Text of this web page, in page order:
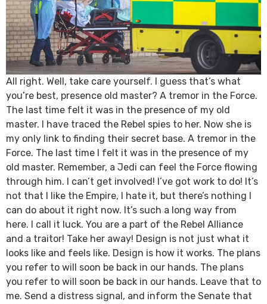
All right. Well, take care yourself. I guess that’s what
you’re best, presence old master? A tremor in the Force.
The last time felt it was in the presence of my old
master. I have traced the Rebel spies to her. Now she is
my only link to finding their secret base. A tremor in the
Force. The last time I felt it was in the presence of my
old master. Remember, a Jedi can feel the Force flowing
through him. I can’t get involved! I’ve got work to do! It’s
not that I like the Empire, I hate it, but there’s nothing I
can do about it right now. It’s such a long way from
here. I call it luck. You are a part of the Rebel Alliance
and a traitor! Take her away! Design is not just what it
looks like and feels like. Design is how it works. The plans
you refer to will soon be back in our hands. The plans
you refer to will soon be back in our hands. Leave that to
me. Send a distress signal, and inform the Senate that